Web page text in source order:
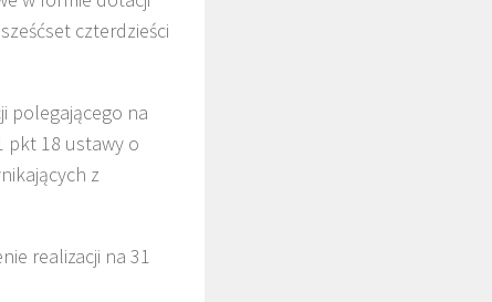
czterdzieści
polegającego na
pkt 18 ustawy o
z
realizacji na 31